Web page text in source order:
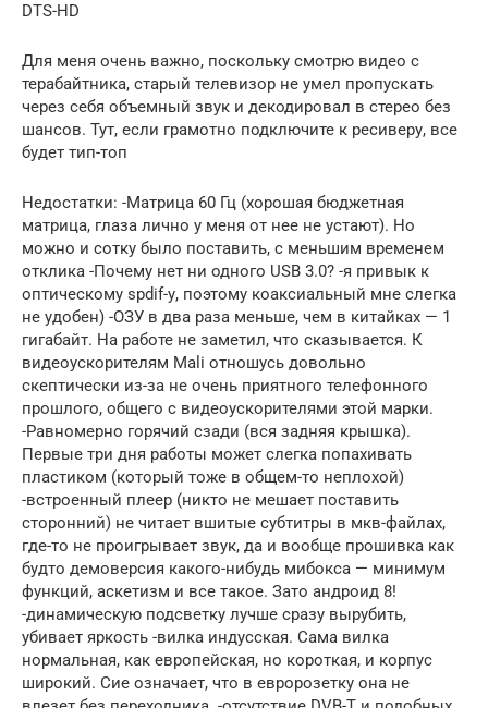
DTS-HD
Для меня очень важно, поскольку смотрю видео с
терабайтника, старый телевизор не умел пропускать
через себя объемный звук и декодировал в стерео без
шансов. Тут, если грамотно подключите к ресиверу, все
будет тип-топ
Недостатки: -Матрица 60 Гц (хорошая бюджетная
матрица, глаза лично у меня от нее не устают). Но
можно и сотку было поставить, с меньшим временем
отклика -Почему нет ни одного USB 3.0? -я привык к
оптическому spdif-у, поэтому коаксиальный мне слегка
не удобен) -ОЗУ в два раза меньше, чем в китайках — 1
гигабайт. На работе не заметил, что сказывается. К
видеоускорителям Mali отношусь довольно
скептически из-за не очень приятного телефонного
прошлого, общего с видеоускорителями этой марки.
-Равномерно горячий сзади (вся задняя крышка).
Первые три дня работы может слегка попахивать
пластиком (который тоже в общем-то неплохой)
-встроенный плеер (никто не мешает поставить
сторонний) не читает вшитые субтитры в мкв-файлах,
где-то не проигрывает звук, да и вообще прошивка как
будто демоверсия какого-нибудь мибокса — минимум
функций, аскетизм и все такое. Зато андроид 8!
-динамическую подсветку лучше сразу вырубить,
убивает яркость -вилка индусская. Сама вилка
нормальная, как европейская, но короткая, и корпус
широкий. Сие означает, что в евророзетку она не